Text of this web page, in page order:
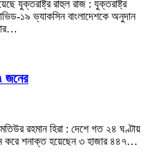
যুক্তরাষ্ট্র রাহুল রাজ : যুক্তরাষ্ট্র
১৯ ভ্যাকসিন বাংলাদেশকে অনুদান
জনের
রহমান হিরা : দেশে গত ২৪ ঘণ্টায়
শনাক্ত হয়েছেন ৩ হাজার ৪৪৭…